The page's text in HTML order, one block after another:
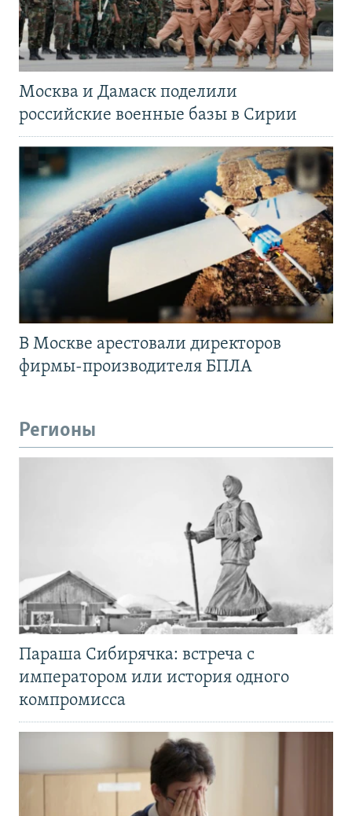
Москва и Дамаск поделили
российские военные базы в Сирии
В Москве арестовали директоров
фирмы-производителя БПЛА
Регионы
Параша Сибирячка: встреча с
императором или история одного
компромисса